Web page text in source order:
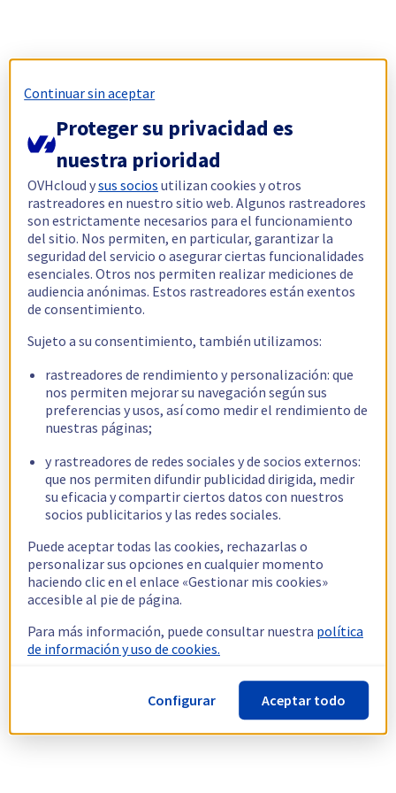
Continuar sin aceptar
Proteger su privacidad es
nuestra prioridad
OVHcloud ysus socios utilizan cookies y otros
rastreadores en nuestro sitio web. Algunos rastreadores
son estrictamente necesarios para el funcionamiento
del sitio. Nos permiten, en particular, garantizar la
seguridad del servicio o asegurar ciertas funcionalidades
esenciales. Otros nos permiten realizar mediciones de
audiencia anónimas. Estos rastreadores están exentos
de consentimiento.
Sujeto a su consentimiento, también utilizamos:
rastreadores de rendimiento y personalización: que
nos permiten mejorar su navegación según sus
preferencias y usos, así como medir el rendimiento de
nuestras páginas;
y rastreadores de redes sociales y de socios externos:
que nos permiten difundir publicidad dirigida, medir
su eficacia y compartir ciertos datos con nuestros
socios publicitarios y las redes sociales.
Puede aceptar todas las cookies, rechazarlas o
personalizar sus opciones en cualquier momento
haciendo clic en el enlace «Gestionar mis cookies»
accesible al pie de página.
Para más información, puede consultar nuestra política
de información y uso de cookies.
Configurar Aceptar todo